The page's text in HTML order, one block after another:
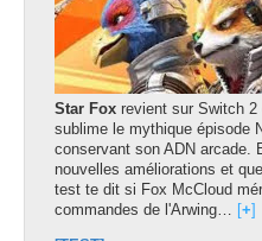
Star Fox revient sur Switch 2
sublime le mythique épisode
conservant son ADN arcade.
nouvelles améliorations et
test te dit si Fox McCloud
commandes de l'Arwing…
+